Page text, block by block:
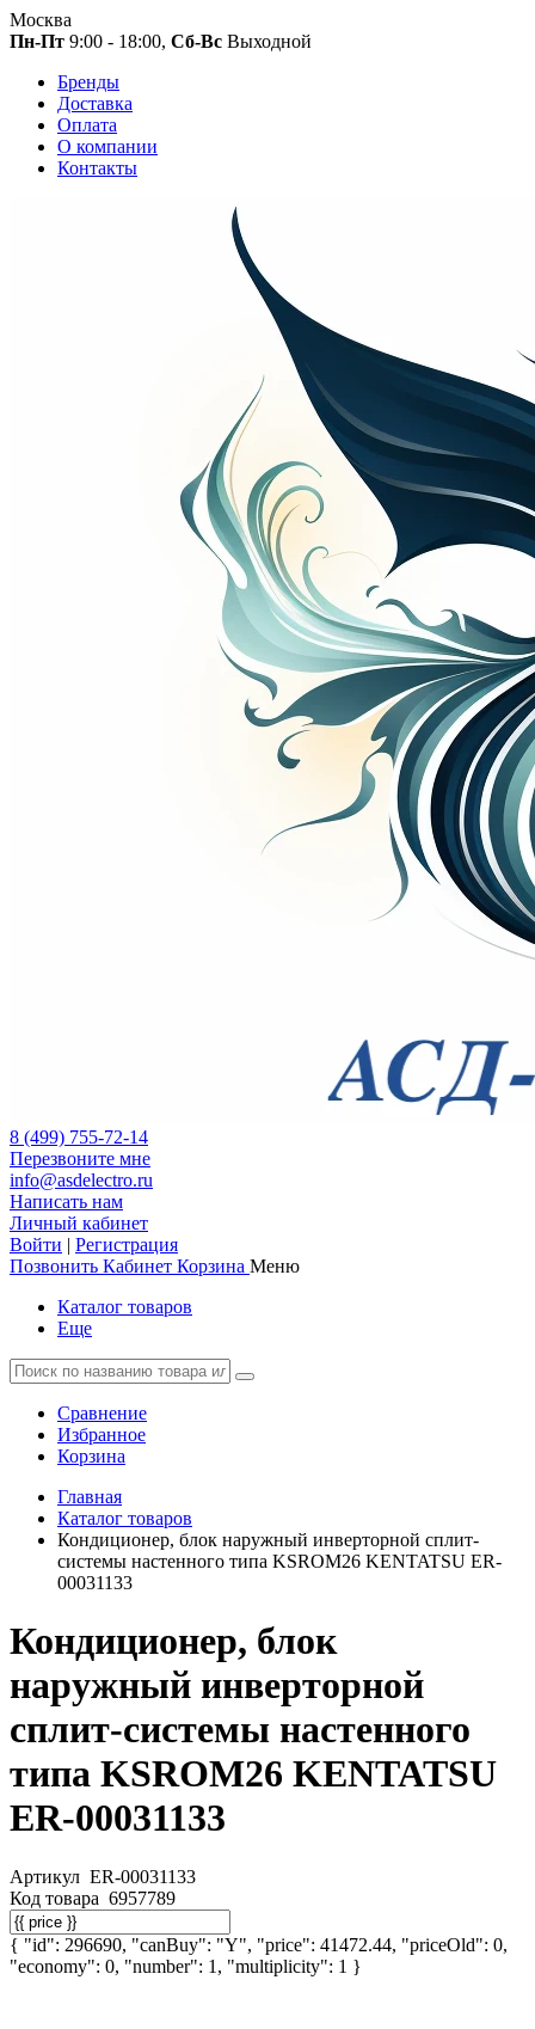
Москва
Пн-Пт 9:00 - 18:00, Сб-Вс Выходной
Бренды
Доставка
Оплата
О компании
Контакты
8 (499) 755-72-14
Перезвоните мне
info@asdelectro.ru
Написать нам
Личный кабинет
Войти | Регистрация
Позвонить Кабинет Корзина Меню
Каталог товаров
Еще
Сравнение
Избранное
Корзина
Главная
Каталог товаров
Кондиционер, блок наружный инверторной сплит-
системы настенного типа KSROM26 KENTATSU ER-
00031133
Кондиционер, блок
наружный инверторной
сплит-системы настенного
типа KSROM26 KENTATSU
ER-00031133
Артикул ER-00031133
Код товара 6957789
{ "id": 296690, "canBuy": "Y", "price": 41472.44, "priceOld": 0,
"economy": 0, "number": 1, "multiplicity": 1 }